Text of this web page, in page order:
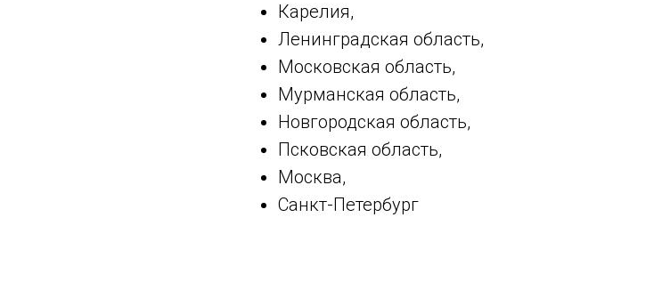
Карелия,
Ленинградская область,
Московская область,
Мурманская область,
Новгородская область,
Псковская область,
Москва,
Санкт-Петербург